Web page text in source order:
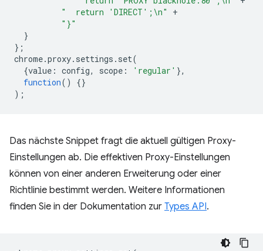
"  return 'DIRECT';\n"
+
"}"
}
};
chrome.proxy. settings . set(
{value : config, scope : 'regular' },
function()
{}
);
Das nächste Snippet fragt die aktuell gültigen Proxy-
Einstellungen ab. Die effektiven Proxy-Einstellungen
können von einer anderen Erweiterung oder einer
Richtlinie bestimmt werden. Weitere Informationen
finden Sie in der Dokumentation zur Types API.